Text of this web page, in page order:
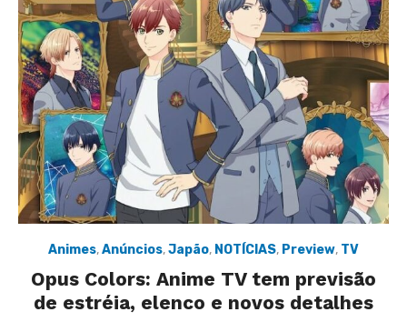
Animes,Anúncios,Japão, NOTÍCIAS, Preview, TV
Opus Colors: Anime TV tem previsão
de estréia, elenco e novos detalhes